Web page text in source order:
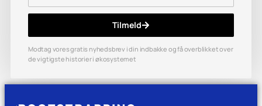
Tilmeld
Modtag vores gratis nyhedsbrev i din indbakke og få overblikket over
de vigtigste historier i økosystemet